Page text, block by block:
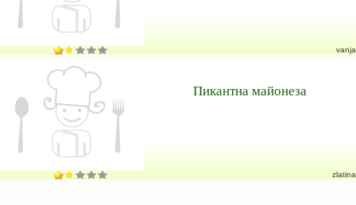
vanja
Пикантна майонеза
zlatina